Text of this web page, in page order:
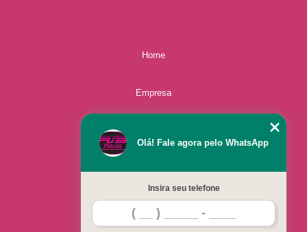
Home
Empresa
Contato
Olá! Fale agora pelo WhatsApp
Insira seu telefone